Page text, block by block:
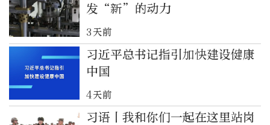
发“新”的动力
3天前
习近平总书记指引加快建设健康
中国
4天前
习语丨我和你们一起在这里站岗